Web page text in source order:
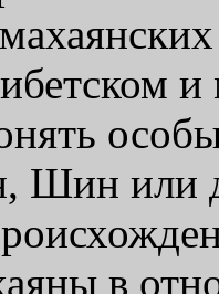
Шин или
в